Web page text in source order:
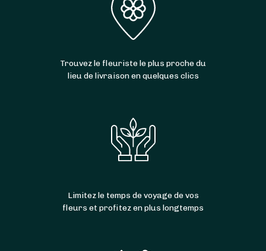
Trouvez le fleuriste le plus proche du
lieu de livraison en quelques clics
Limitez le temps de voyage de vos
fleurs et profitez en plus longtemps